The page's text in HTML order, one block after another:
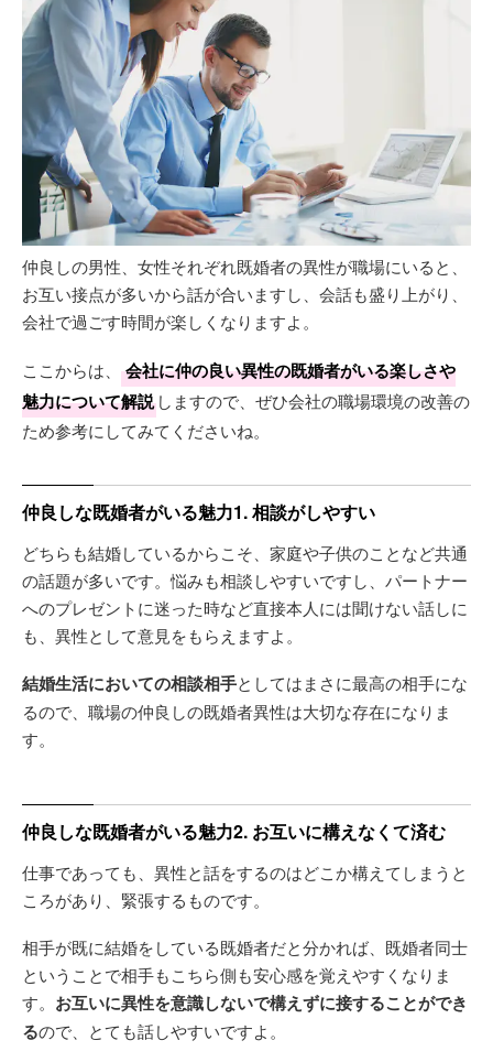
仲良しの男性、女性それぞれ既婚者の異性が職場にいると、
お互い接点が多いから話が合いますし、会話も盛り上がり、
会社で過ごす時間が楽しくなりますよ。
ここからは、
会社に仲の良い異性の既婚者がいる楽しさや
魅力について解説 しますので、ぜひ会社の職場環境の改善の
ため参考にしてみてくださいね。
仲良しな既婚者がいる魅力1. 相談がしやすい
どちらも結婚しているからこそ、家庭や子供のことなど共通
の話題が多いです。悩みも相談しやすいですし、パートナー
へのプレゼントに迷った時など直接本人には聞けない話しに
も、異性として意見をもらえますよ。
結婚生活においての相談相手としてはまさに最高の相手にな
るので、職場の仲良しの既婚者異性は大切な存在になりま
す。
仲良しな既婚者がいる魅力2. お互いに構えなくて済む
仕事であっても、異性と話をするのはどこか構えてしまうと
ころがあり、緊張するものです。
相手が既に結婚をしている既婚者だと分かれば、既婚者同士
ということで相手もこちら側も安心感を覚えやすくなりま
す。 お互いに異性を意識しないで構えずに接することができ
るので、とても話しやすいですよ。